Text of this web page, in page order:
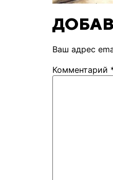
Ваш адрес
Комментарий